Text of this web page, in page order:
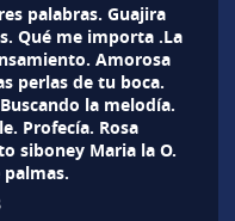
palabras. Guajira
Qué me importa .La
Amorosa
perlas de tu boca.
la melodía.
Profecía. Rosa
siboney Maria la O.